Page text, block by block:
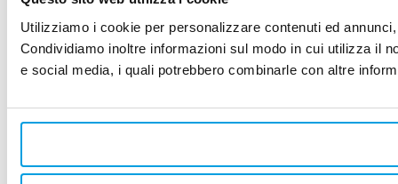
Utilizziamo i cookie per personalizzare contenuti ed
Condividiamo inoltre informazioni sul modo in cui utilizza il
e social media, i quali potrebbero combinarle con altre